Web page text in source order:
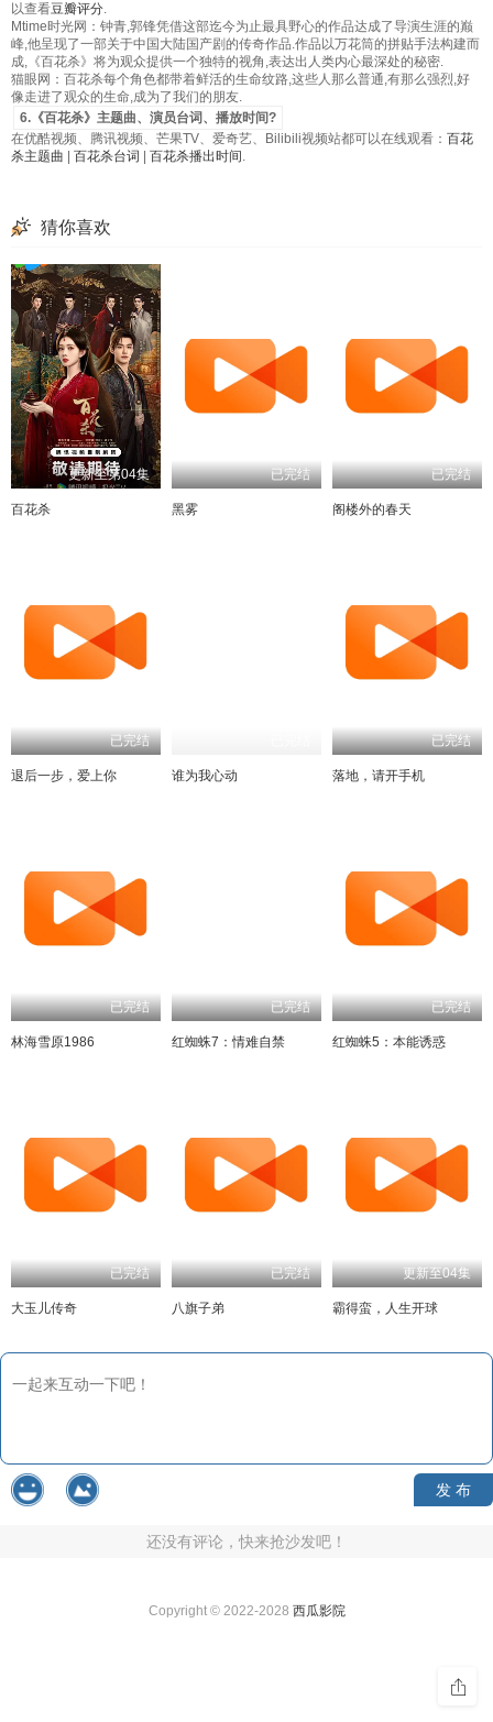
以查看豆瓣评分.
Mtime时光网：钟青,郭锋凭借这部迄今为止最具野心的作品达成了导演生涯的巅
峰,他呈现了一部关于中国大陆国产剧的传奇作品.作品以万花筒的拼贴手法构建而
成,《百花杀》将为观众提供一个独特的视角,表达出人类内心最深处的秘密.
猫眼网：百花杀每个角色都带着鲜活的生命纹路,这些人那么普通,有那么强烈,好
像走进了观众的生命,成为了我们的朋友.
6.《百花杀》主题曲、演员台词、播放时间?
在优酷视频、腾讯视频、芒果TV、爱奇艺、Bilibili视频站都可以在线观看： 百花
杀主题曲
百花杀台词 百花杀播出时间 .
猜你喜欢
更新至第04集
百花杀
已完结
黑雾
已完结
阁楼外的春天
已完结
退后一步，爱上你 谁为我心动
已完结
落地，请开手机
已完结
林海雪原1986
已完结
红蜘蛛7：情难自禁
已完结
红蜘蛛5：本能诱惑
已完结
大玉儿传奇
已完结
八旗子弟
更新至04集
霸得蛮，人生开球
发 布
还没有评论，快来抢沙发吧！
Copyright © 2022-2028 西瓜影院